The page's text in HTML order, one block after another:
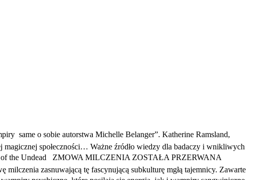
same o sobie autorstwa Michelle Belanger”. Katherine Ramsland,
społeczności… Ważne źródło wiedzy dla badaczy i wnikliwych
of the Undead ZMOWA MILCZENIA ZOSTAŁA PRZERWANA
milczenia zasnuwającą tę fascynującą subkulturę mgłą tajemnicy. Zawarte